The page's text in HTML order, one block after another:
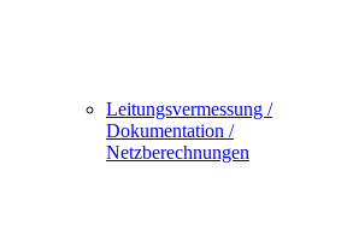
Leitungsvermessung /
Dokumentation /
Netzberechnungen